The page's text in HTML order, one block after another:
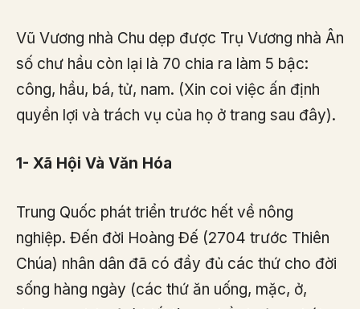
Vũ Vương nhà Chu dẹp được Trụ Vương nhà Ân
số chư hầu còn lại là 70 chia ra làm 5 bậc:
công, hầu, bá, tử, nam. (Xin coi việc ấn định
quyền lợi và trách vụ của họ ở trang sau đây).
1- Xã Hội Và Văn Hóa
Trung Quốc phát triển trước hết về nông
nghiệp. Đến đời Hoàng Đế (2704 trước Thiên
Chúa) nhân dân đã có đầy đủ các thứ cho đời
sống hàng ngày (các thứ ăn uống, mặc, ở,